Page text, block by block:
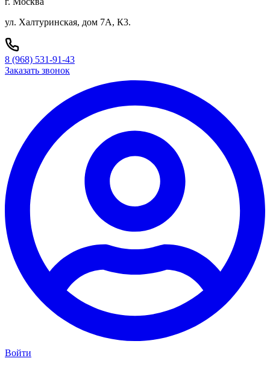
ул. Халтуринская, дом 7А, К3.
8 (968) 531-91-43
Заказать звонок
Войти